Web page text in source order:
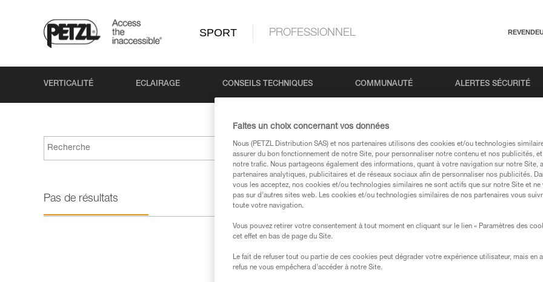
SPORT PROFESSIONNEL
VERTICALITÉ ECLAIRAGE CONSEILS TECHNIQUES COMMUNAUTÉ ALERTES SÉCURITÉ
Recherche
Pas de résultats
Aucun résultat
Faites un choix concernant vos données
Nous (PETZL Distribution SAS) et nos partenaires utilisons des cookies et/ou technologies
assurer du bon fonctionnement de notre Site, pour personnaliser notre contenu et nos publicités,
notre trafic. Nous partageons également des informations, quant à votre navigation sur notre Site,
partenaires analytiques, publicitaires et de réseaux sociaux afin de personnaliser nos publicités.
vous les acceptez, nos cookies et/ou technologies similaires ne sont actifs que sur notre Site et ne
pas sur d’autres sites web. Les cookies et/ou technologies similaires de nos partenaires vous
toute votre navigation.
Vous pouvez retirer votre consentement à tout moment en cliquant sur le lien « Paramètres des
cet effet en bas de page du Site.
Le fait de refuser tout ou partie de ces cookies peut dégrader votre expérience utilisateur, mais en
refus ne vous empêchera d’accéder à notre Site.